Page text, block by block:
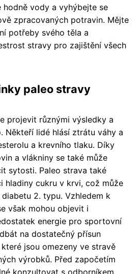
hodně vody a vyhýbejte se
zpracovaných potravin. Mějte
potřeby svého těla a
stravy pro zajištění všech
paleo stravy
projevit různými výsledky a
Někteří lidé hlásí ztrátu váhy a
a krevního tlaku. Díky
a vlákniny se také může
sytosti. Paleo strava také
hladiny cukru v krvi, což může
2. typu. Vzhledem k
však mohou objevit i
energie pro sportovní
na dostatečný přísun
jsou omezeny ve stravě
výrobků. Před započetím
konzultovat s odborníkem,